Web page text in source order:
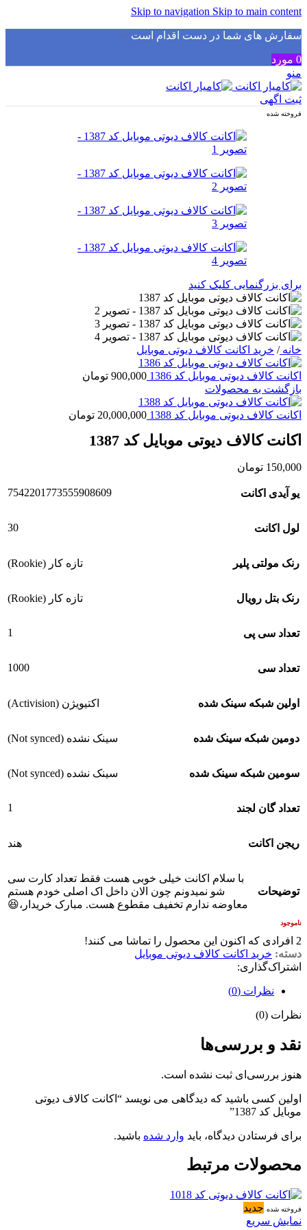
Skip to navigation Skip to main content
سفارش های شما در دست اقدام است✅
0 مورد
منو
ثبت اگهی
فروخته شده
برای بزرگنمایی کلیک کنید
خانه/ خرید اکانت کالاف دیوتی موبایل
اکانت کالاف دیوتی موبایل کد 1386 900,000 تومان
بازگشت به محصولات
اکانت کالاف دیوتی موبایل کد 1388 20,000,000 تومان
اکانت کالاف دیوتی موبایل کد 1387
150,000 تومان
یو آیدی اکانت 7542201773555908609
لول اکانت 30
رنک مولتی پلیر تازه کار (Rookie)
رنک بتل رویال تازه کار (Rookie)
تعداد سی پی 1
تعداد سی 1000
اولین شبکه سینک شده اکتیویژن (Activision)
دومین شبکه سینک شده سینک نشده (Not synced)
سومین شبکه سینک شده سینک نشده (Not synced)
تعداد گان لجند 1
ریجن اکانت هند
توضیحات
با سلام اکانت خیلی خوبی هست فقط تعداد کارت سی
شو نمیدونم چون الان داخل اک اصلی خودم هستم
معاوضه ندارم تخفیف مقطوع هست. مبارک خریدار،😆
ناموجود
2 افرادی که اکنون این محصول را تماشا می کنند!
دسته: خرید اکانت کالاف دیوتی موبایل
اشتراک‌گذاری:
نظرات (0)
نظرات (0)
نقد و بررسی‌ها
هنوز بررسی‌ای ثبت نشده است.
اولین کسی باشید که دیدگاهی می نویسد “اکانت کالاف دیوتی
موبایل کد 1387”
برای فرستادن دیدگاه، باید وارد شده باشید.
محصولات مرتبط
فروخته شده جدید
نمایش سریع